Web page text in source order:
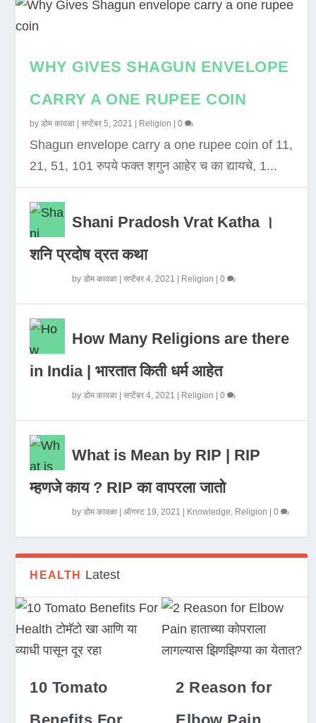
WHY GIVES SHAGUN ENVELOPE
CARRY A ONE RUPEE COIN
byडोम कावळा |सप्टेंबर 5, 2021 Religion |0
Shagun envelope carry a one rupee coin of 11,
21, 51, 101 रुपये फक्त शगुन आहेर च का द्यायचे, 1...
Shani Pradosh Vrat Katha ।
शनि प्रदोष व्रत कथा
byडोम कावळा |सप्टेंबर 4, 2021 Religion |0
How Many Religions are there
in India | भारतात किती धर्म आहेत
byडोम कावळा |सप्टेंबर 4, 2021 Religion |0
What is Mean by RIP | RIP
म्हणजे काय ? RIP का वापरला जातो
byडोम कावळा |ऑगस्ट 19, 2021 Knowledge, Religion |0
HEALTH Latest
10 Tomato
2 Reason for